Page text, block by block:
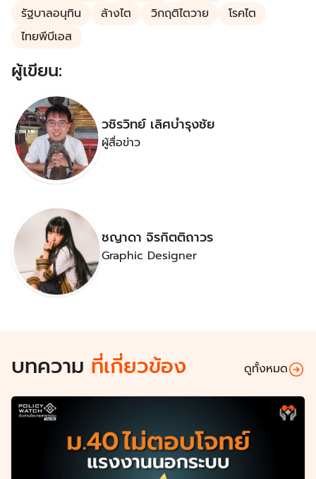
รัฐบาลอนุทิน
ล้างไต วิกฤติไตวาย
โรคไต
ไทยพีบีเอส
ผู้เขียน:
วชิรวิทย์ เลิศบำรุงชัย
ผู้สื่อข่าว
ชญาดา จิรกิตติถาวร
Graphic Designer
บทความ ที่เกี่ยวข้อง ดูทั้งหมด